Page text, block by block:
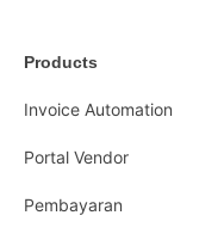
Products
Invoice Automation
Portal Vendor
Pembayaran